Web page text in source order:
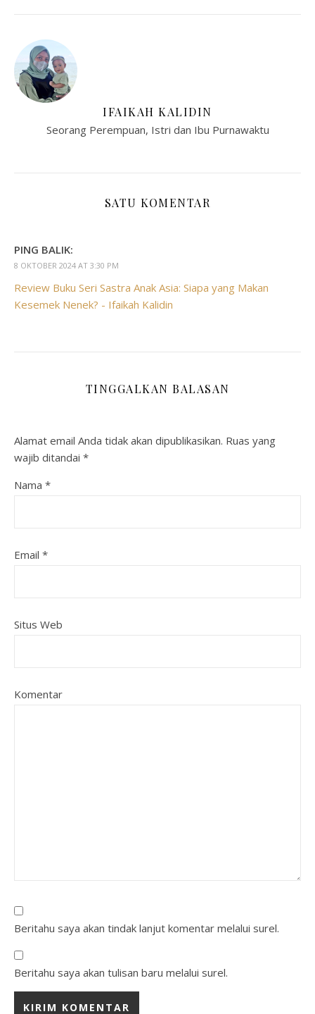
IFAIKAH KALIDIN
Seorang Perempuan, Istri dan Ibu Purnawaktu
SATU KOMENTAR
PING BALIK:
8 OKTOBER 2024 AT 3:30 PM
Review Buku Seri Sastra Anak Asia: Siapa yang Makan
Kesemek Nenek? - Ifaikah Kalidin
TINGGALKAN BALASAN
Alamat email Anda tidak akan dipublikasikan. Ruas yang
wajib ditandai *
Nama *
Email *
Situs Web
Komentar
Beritahu saya akan tindak lanjut komentar melalui surel.
Beritahu saya akan tulisan baru melalui surel.